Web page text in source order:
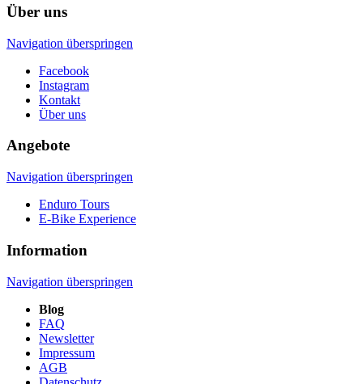
Über uns
Navigation überspringen
Facebook
Instagram
Kontakt
Über uns
Angebote
Navigation überspringen
Enduro Tours
E-Bike Experience
Information
Navigation überspringen
Blog
FAQ
Newsletter
Impressum
AGB